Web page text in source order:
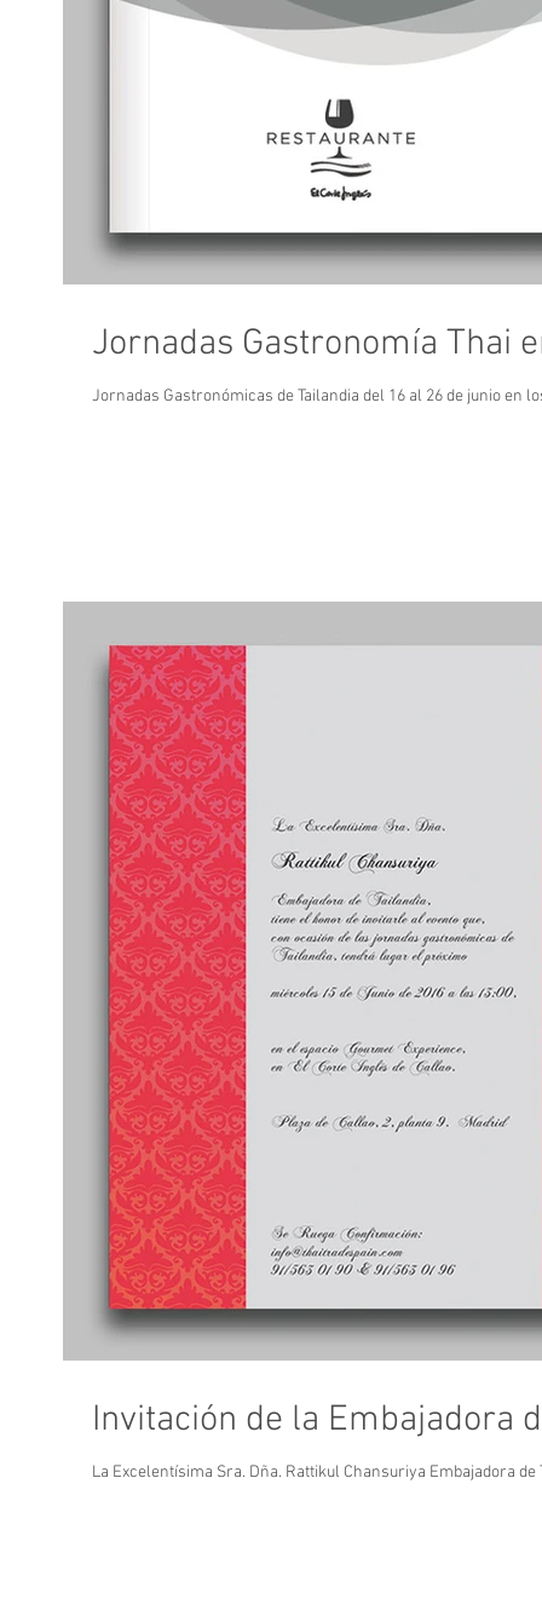
Jornadas Gastronomía Thai
Jornadas Gastronómicas de Tailandia del 16 al 26 de junio en
Invitación de la Embajadora
La Excelentísima Sra. Dña. Rattikul Chansuriya Embajadora